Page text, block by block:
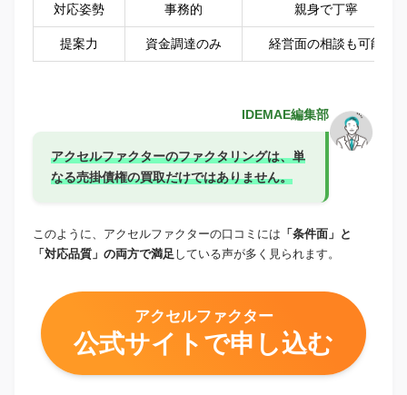
対応姿勢 事務的 親身で丁寧
提案力 資金調達のみ 経営面の相談も可能
IDEMAE編集部
アクセルファクターのファクタリングは、単
なる売掛債権の買取だけではありません。
このように、アクセルファクターの口コミには 「条件面」と
「対応品質」の両方で満足 している声が多く見られます。
アクセルファクター
公式サイトで申し込む